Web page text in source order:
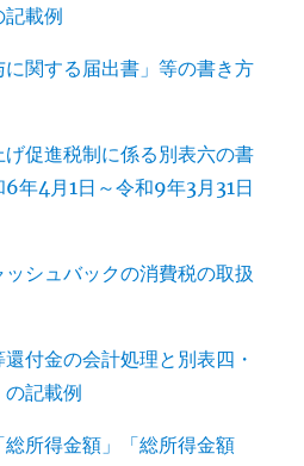
記載例
に関する届出書」等の書き方
促進税制に係る別表六の書
年4月1日～令和9年3月31日
シュバックの消費税の取扱
付金の会計処理と別表四・
の記載例
総所得金額」「総所得金額